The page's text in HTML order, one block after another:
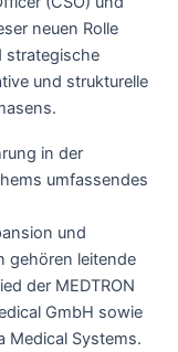
neuen Rolle
strategische
und strukturelle
in der
umfassendes
und
gehören leitende
der MEDTRON
GmbH sowie
Medical Systems.